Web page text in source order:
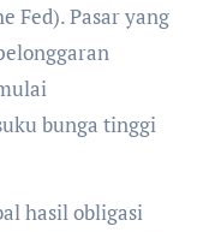
Fed). Pasar yang
bunga tinggi
hasil obligasi